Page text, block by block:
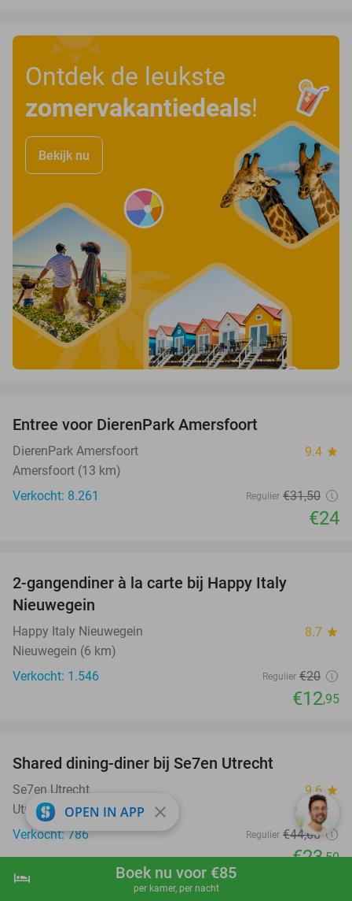
shopping_cart Boek nu
hotel Boek nu voor €85
per kamer, per nacht
Ontdek de leukste
zomervakantiedeals!
Bekijk nu
Entree voor DierenPark Amersfoort
DierenPark Amersfoort 9.4 star
Amersfoort (13 km)
Verkocht: 8.261
Regulier €31,50
€24
2-gangendiner à la carte bij Happy Italy
Nieuwegein
Happy Italy Nieuwegein 8.7 star
Nieuwegein (6 km)
Verkocht: 1.546
Regulier €20
€12,95
Shared dining-diner bij Se7en Utrecht
Se7en Utrecht 9.6 star
Utrecht
Verkocht: 786
Regulier €44,60
€23,50
OPEN IN APP close